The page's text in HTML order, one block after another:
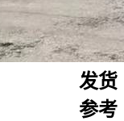
发货
参考